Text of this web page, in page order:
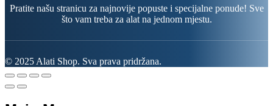
Pratite našu stranicu za najnovije popuste i specijalne ponude! Sve
što vam treba za alat na jednom mjestu.
© 2025 Alati Shop. Sva prava pridržana.